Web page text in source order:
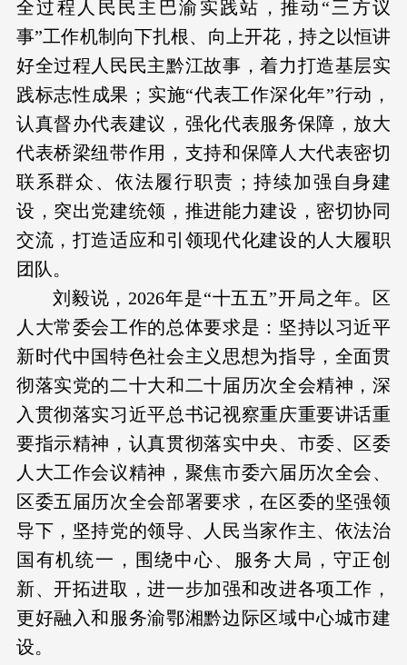
全过程人民民主巴渝实践站，推动“三方议
事”工作机制向下扎根、向上开花，持之以恒讲
好全过程人民民主黔江故事，着力打造基层实
践标志性成果；实施“代表工作深化年”行动，
认真督办代表建议，强化代表服务保障，放大
代表桥梁纽带作用，支持和保障人大代表密切
联系群众、依法履行职责；持续加强自身建
设，突出党建统领，推进能力建设，密切协同
交流，打造适应和引领现代化建设的人大履职
团队。
刘毅说，2026年是“十五五”开局之年。区
人大常委会工作的总体要求是：坚持以习近平
新时代中国特色社会主义思想为指导，全面贯
彻落实党的二十大和二十届历次全会精神，深
入贯彻落实习近平总书记视察重庆重要讲话重
要指示精神，认真贯彻落实中央、市委、区委
人大工作会议精神，聚焦市委六届历次全会、
区委五届历次全会部署要求，在区委的坚强领
导下，坚持党的领导、人民当家作主、依法治
国有机统一，围绕中心、服务大局，守正创
新、开拓进取，进一步加强和改进各项工作，
更好融入和服务渝鄂湘黔边际区域中心城市建
设。